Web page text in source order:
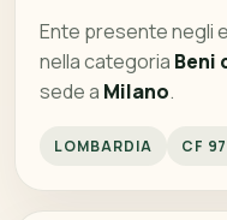
Ente presente negli
nella categoria Beni
sede a Milano.
LOMBARDIA CF